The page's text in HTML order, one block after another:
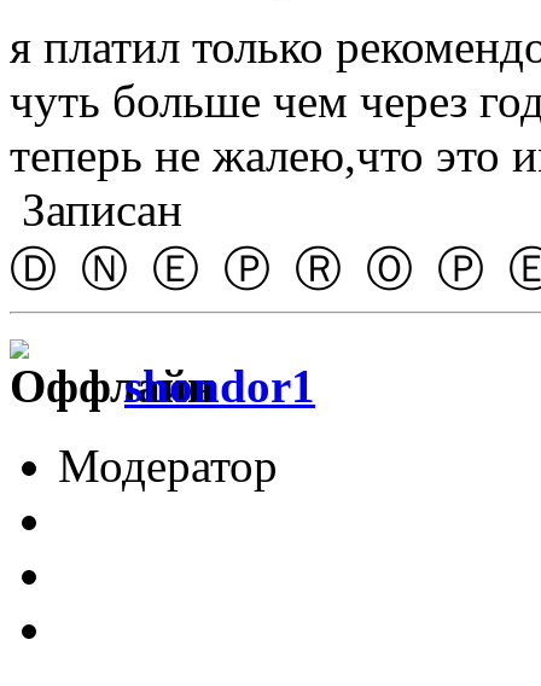
я платил только
чуть больше чем через
теперь не жалею,что это
Записан
Ⓓ Ⓝ Ⓔ Ⓟ Ⓡ Ⓞ Ⓟ
shondor1
Модератор